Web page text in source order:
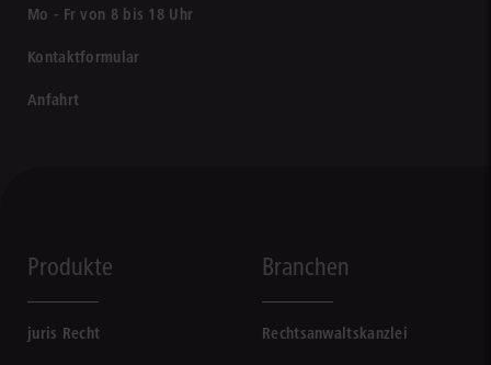
Mo - Fr von 8 bis 18 Uhr
Kontaktformular
Anfahrt
Produkte
juris Recht
Branchen
Rechtsanwaltskanzlei